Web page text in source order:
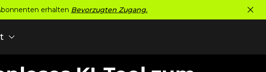
erhalten Bevorzugten Zugang.